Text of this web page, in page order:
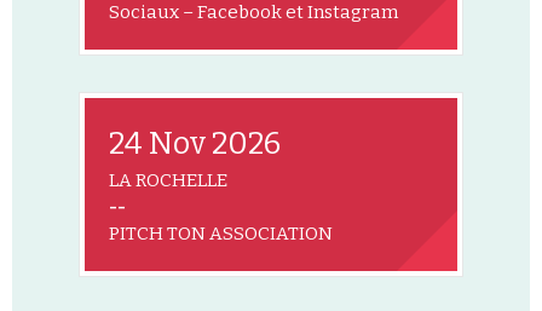
Sociaux – Facebook et Instagram
24 Nov 2026
LA ROCHELLE
--
PITCH TON ASSOCIATION